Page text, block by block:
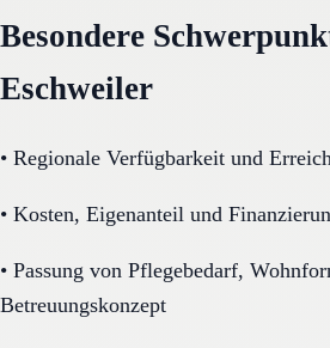
Besondere
Eschweiler
• Regionale Verfügbarkeit und
• Kosten, Eigenanteil und
• Passung von Pflegebedarf,
Betreuungskonzept